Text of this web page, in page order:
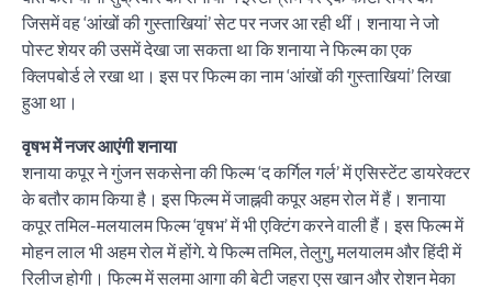
जिसमें वह ‘आंखों की गुस्ताखियां’ सेट पर नजर आ रही थीं। शनाया ने जो
पोस्ट शेयर की उसमें देखा जा सकता था कि शनाया ने फिल्म का एक
क्लिपबोर्ड ले रखा था। इस पर फिल्म का नाम ‘आंखों की गुस्ताखियां’ लिखा
हुआ था।
वृषभ में नजर आएंगी शनाया
शनाया कपूर ने गुंजन सकसेना की फिल्म ‘द कर्गिल गर्ल’ में एसिस्टेंट डायरेक्टर
के बतौर काम किया है। इस फिल्म में जाह्नवी कपूर अहम रोल में हैं। शनाया
कपूर तमिल-मलयालम फिल्म ‘वृषभ’ में भी एक्टिंग करने वाली हैं। इस फिल्म में
मोहन लाल भी अहम रोल में होंगे. ये फिल्म तमिल, तेलुगु, मलयालम और हिंदी में
रिलीज होगी। फिल्म में सलमा आगा की बेटी जहरा एस खान और रोशन मेका